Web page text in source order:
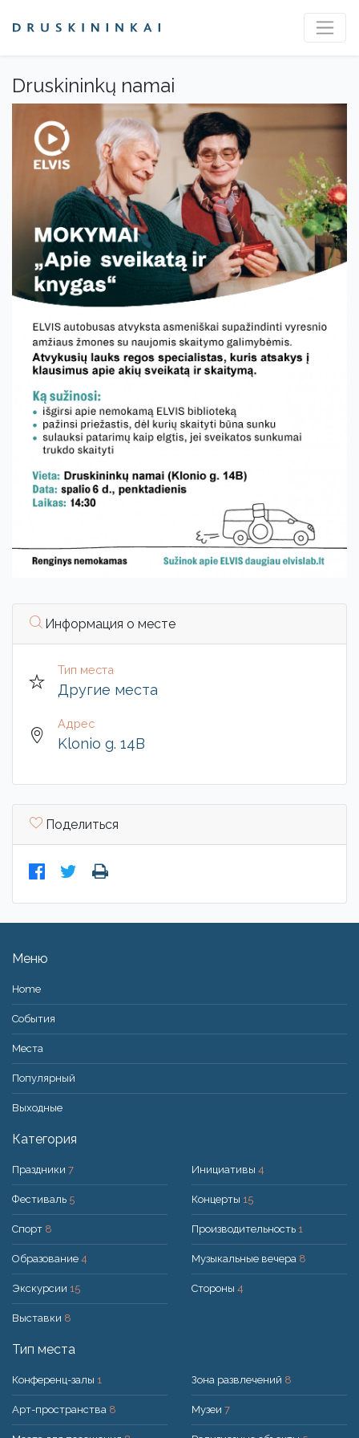
Druskininkų namai
Информация о месте
Тип места
Другие места
Адрес
Klonio g. 14B
Поделиться
Меню
Home
События
Места
Популярный
Bыходные
Категория
Праздники 7
Фестиваль 5
Спорт 8
Образование 4
Экскурсии 15
Выставки 8
Инициативы 4
Концерты 15
Производительность 1
Музыкальные вечера 8
Стороны 4
Тип места
Конференц-залы 1
Арт-пространства 8
Зона развлечений 8
Музеи 7